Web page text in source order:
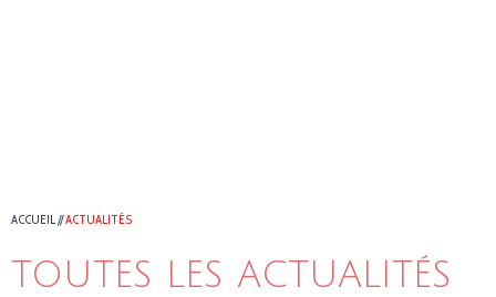
ACCUEIL//ACTUALITÉS
TOUTES LES ACTUALITÉS